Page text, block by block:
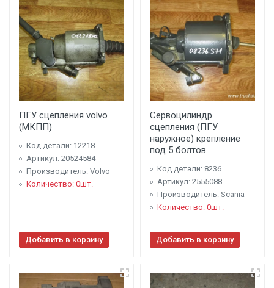
ПГУ сцепления volvo
(МКПП)
Код детали: 12218
Артикул: 20524584
Производитель: Volvo
Количество: 0шт.
Добавить в корзину
Сервоцилиндр
сцепления (ПГУ
наружное) крепление
под 5 болтов
Код детали: 8236
Артикул: 2555088
Производитель: Scania
Количество: 0шт.
Добавить в корзину